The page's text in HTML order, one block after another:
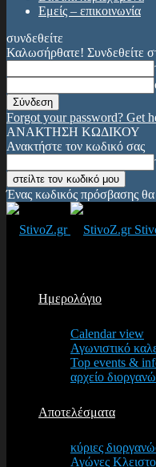
Εμείς – επικοινωνία
συνδεθείτε
Καλωσήρθατε! Συνδεθείτε
Forgot your password? Get
ΑΝΑΚΤΗΣΗ ΚΩΔΙΚΟΥ
Ανακτήστε τον κωδικό σας
Ένας κωδικός πρόσβασης
Ημερολόγιο
Calendar view
Αγωνιστικό
Top events &
αρχείο
Αποτελέσματα
κύριες
Αγώνες